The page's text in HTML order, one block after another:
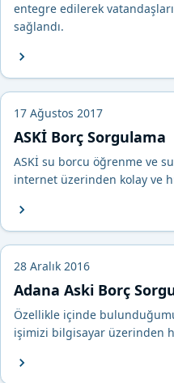
entegre edilerek
sağlandı.
17 Ağustos 2017
ASKİ Borç Sorgulama
ASKİ su borcu öğrenme ve
internet üzerinden kolay ve
28 Aralık 2016
Adana Aski Borç
Özellikle içinde
işimizi bilgisayar üzerinden